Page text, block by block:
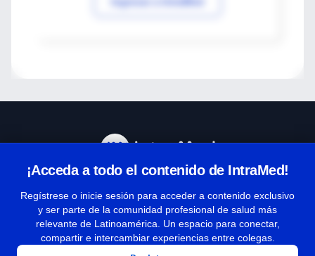
¡Acceda a todo el contenido de IntraMed!
Regístrese o inicie sesión para acceder a contenido exclusivo
y ser parte de la comunidad profesional de salud más
relevante de Latinoamérica. Un espacio para conectar,
compartir e intercambiar experiencias entre colegas.
Términos y condiciones
| Políticas de privacidad